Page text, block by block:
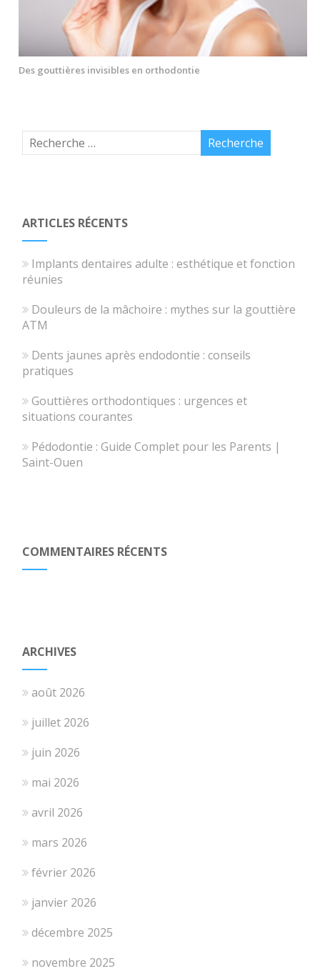
Des gouttières invisibles en orthodontie
ARTICLES RÉCENTS
Implants dentaires adulte : esthétique et fonction
réunies
Douleurs de la mâchoire : mythes sur la gouttière
ATM
Dents jaunes après endodontie : conseils
pratiques
Gouttières orthodontiques : urgences et
situations courantes
Pédodontie : Guide Complet pour les Parents |
Saint-Ouen
COMMENTAIRES RÉCENTS
ARCHIVES
août 2026
juillet 2026
juin 2026
mai 2026
avril 2026
mars 2026
février 2026
janvier 2026
décembre 2025
novembre 2025